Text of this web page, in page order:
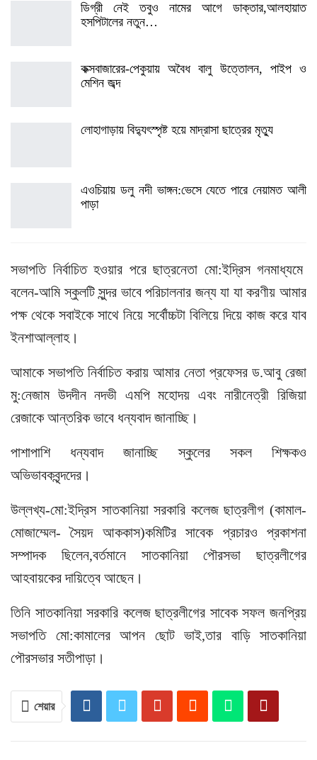
ডিগ্রী নেই তবুও নামের আগে ডাক্তার,আলহায়াত
হসপিটালের নতুন…
কক্সবাজারের-পেকুয়ায় অবৈধ বালু উত্তোলন, পাইপ ও
মেশিন জব্দ
লোহাগাড়ায় বিদ্যুৎস্পৃষ্ট হয়ে মাদ্রাসা ছাত্রের মৃত্যু
এওচিয়ায় ডলু নদী ভাঙ্গন:ভেসে যেতে পারে নেয়ামত আলী
পাড়া
সভাপতি নির্বাচিত হওয়ার পরে ছাত্রনেতা মো:ইদ্রিস গনমাধ্যমে
বলেন-আমি স্কুলটি সুন্দর ভাবে পরিচালনার জন্য যা যা করণীয় আমার
পক্ষ থেকে সবাইকে সাথে নিয়ে সর্বোঁচ্চটা বিলিয়ে দিয়ে কাজ করে যাব
ইনশাআল্লাহ।
আমাকে সভাপতি নির্বাচিত করায় আমার নেতা প্রফেসর ড.আবু রেজা
মু:নেজাম উদদীন নদভী এমপি মহোদয় এবং নারীনেত্রী রিজিয়া
রেজাকে আন্তরিক ভাবে ধন্যবাদ জানাচ্ছি।
পাশাপাশি ধন্যবাদ জানাচ্ছি স্কুলের সকল শিক্ষকও
অভিভাবকবৃন্দদের।
উল্লখ্য-মো:ইদ্রিস সাতকানিয়া সরকারি কলেজ ছাত্রলীগ (কামাল-
মোজাম্মেল- সৈয়দ আককাস)কমিটির সাবেক প্রচারও প্রকাশনা
সম্পাদক ছিলেন,বর্তমানে সাতকানিয়া পৌরসভা ছাত্রলীগের
আহবায়কের দায়িত্বে আছেন।
তিনি সাতকানিয়া সরকারি কলেজ ছাত্রলীগের সাবেক সফল জনপ্রিয়
সভাপতি মো:কামালের আপন ছোট ভাই,তার বাড়ি সাতকানিয়া
পৌরসভার সতীপাড়া।
শেয়ার